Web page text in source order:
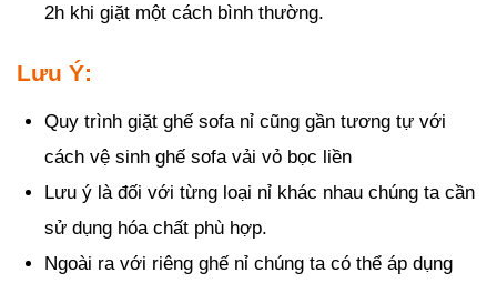
2h khi giặt một cách bình thường.
Lưu Ý:
Quy trình giặt ghế sofa nỉ cũng gần tương tự với
cách vệ sinh ghế sofa vải vỏ bọc liền
Lưu ý là đối với từng loại nỉ khác nhau chúng ta cần
sử dụng hóa chất phù hợp.
Ngoài ra với riêng ghế nỉ chúng ta có thể áp dụng